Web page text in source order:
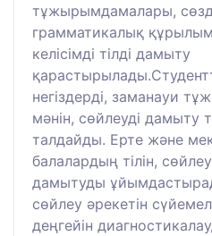
тұжырымдамалары,
грамматикалық
келісімді тілді дамыту
негіздерді, заманауи
мәнін, сөйлеуді дамыту
талдайды. Ерте және
балалардың тілін,
дамытуды
сөйлеу әрекетін
деңгейін